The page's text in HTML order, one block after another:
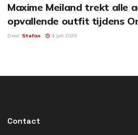
Maxime Meiland trekt alle
opvallende outfit tijdens
Door Stefan 4 Juli 2026
Contact